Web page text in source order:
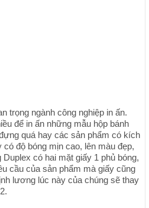
trọng ngành công nghiệp in ấn.
để in ấn những mẫu hộp bánh
quá hay các sản phẩm có kích
độ bóng mịn cao, lên màu đẹp,
có hai mặt giấy 1 phủ bóng,
cầu của sản phẩm mà giấy cũng
lương lúc này của chúng sẽ thay